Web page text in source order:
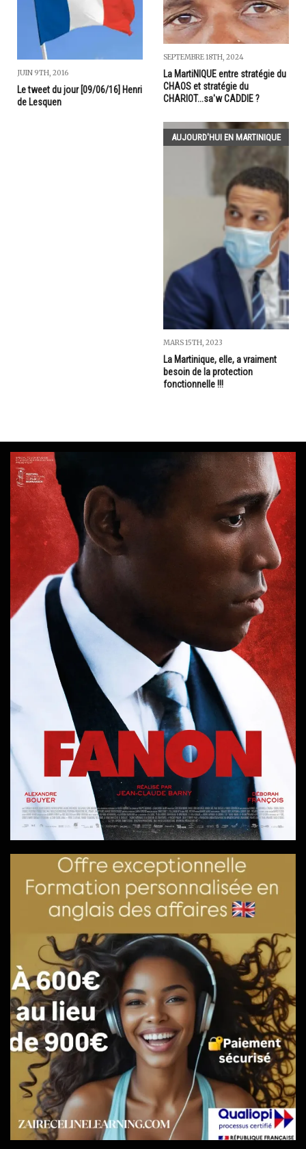
JUIN 9TH, 2016
Le tweet du jour [09/06/16] Henri
de Lesquen
SEPTEMBRE 18TH, 2024
La MartiNIQUE entre stratégie du
CHAOS et stratégie du
CHARIOT...sa'w CADDIE ?
AUJOURD'HUI EN MARTINIQUE
MARS 15TH, 2023
La Martinique, elle, a vraiment
besoin de la protection
fonctionnelle !!!